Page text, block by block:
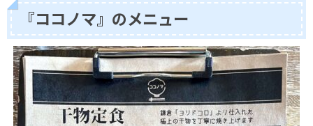
『ココノマ』のメニュー